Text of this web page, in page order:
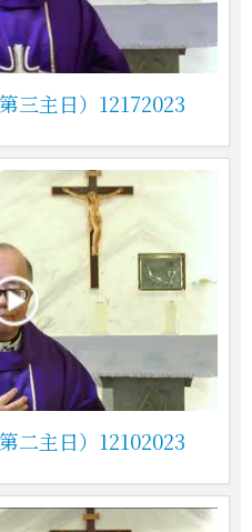
三主日）12172023
二主日）12102023